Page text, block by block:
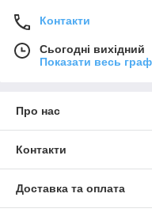
Контакти
Сьогодні вихідний
Показати весь
Про нас
Контакти
Доставка та оплата